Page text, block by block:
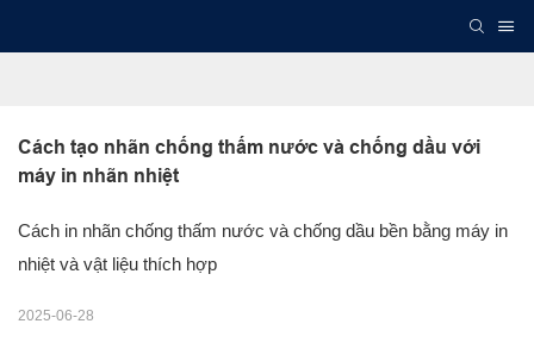
Cách tạo nhãn chống thấm nước và chống dầu với
máy in nhãn nhiệt
Cách in nhãn chống thấm nước và chống dầu bền bằng máy in
nhiệt và vật liệu thích hợp
2025-06-28